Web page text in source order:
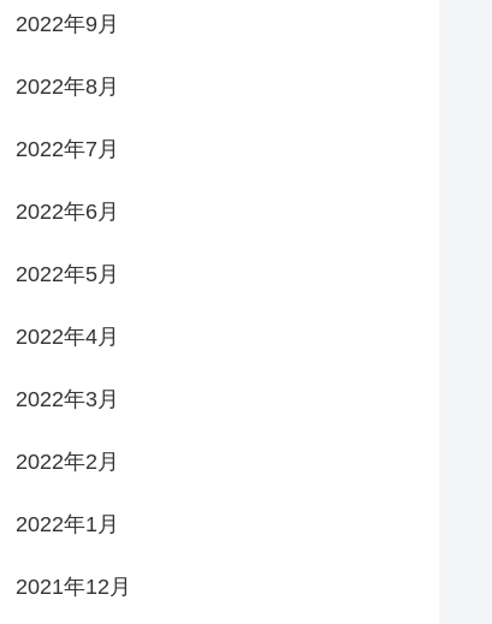
2022年9月
2022年8月
2022年7月
2022年6月
2022年5月
2022年4月
2022年3月
2022年2月
2022年1月
2021年12月